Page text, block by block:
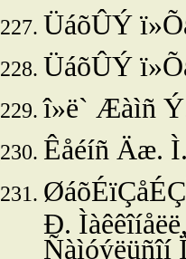
ÜáõÛÝ
ÜáõÛÝ
î»ë` Æàìñ
Êåéíñ Äæ. Ì.
Ð.
Ñàìóýëüñîí